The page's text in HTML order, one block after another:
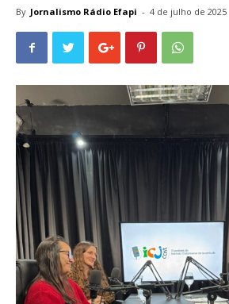
By Jornalismo Rádio Efapi - 4 de julho de 2025